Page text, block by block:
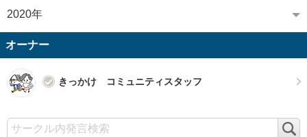
2020年
オーナー
きっかけ コミュニティスタッフ